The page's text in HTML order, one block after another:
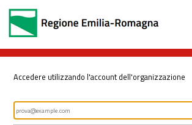
Accedere utilizzando l'account dell'organizzazione